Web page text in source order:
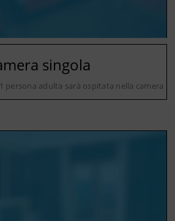
singola
persona adulta sarà ospitata nella camera